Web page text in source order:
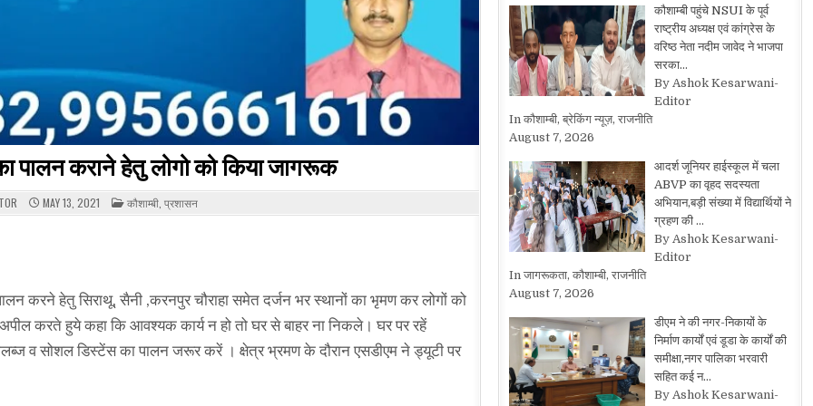
पालन कराने हेतु लोगो को किया जागरूक
MAY 13, 2021 POSTED
IN
कौशाम्बी, प्रशासन
करने हेतु सिराथू, सैनी ,करनपुर चौराहा समेत दर्जन भर स्थानों का भृमण कर लोगों को
करते हुये कहा कि आवश्यक कार्य न हो तो घर से बाहर ना निकले। घर पर रहें
व सोशल डिस्टेंस का पालन जरूर करें । क्षेत्र भ्रमण के दौरान एसडीएम ने ड्यूटी पर
कौशाम्बी पहुंचे NSUI के पूर्व
राष्ट्रीय अध्यक्ष एवं कांग्रेस के
वरिष्ठ नेता नदीम जावेद ने भाजपा
सरका…
By Ashok Kesarwani-
Editor
In कौशाम्बी, ब्रेकिंग न्यूज़, राजनीति
August 7, 2026
आदर्श जूनियर हाईस्कूल में चला
ABVP का वृहद सदस्यता
अभियान,बड़ी संख्या में विद्यार्थियों ने
ग्रहण की …
By Ashok Kesarwani-
Editor
In जागरूकता, कौशाम्बी, राजनीति
August 7, 2026
डीएम ने की नगर-निकायों के
निर्माण कार्यों एवं डूडा के कार्यों की
समीक्षा,नगर पालिका भरवारी
सहित कई न…
By Ashok Kesarwani-